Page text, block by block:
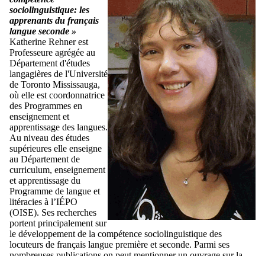
sociolinguistique: les
apprenants du français
langue seconde »
Katherine Rehnerest
Professeure agrégée au
Département d'études
langagières de l'Université
de Toronto Mississauga,
où elle est coordonnatrice
des Programmes en
enseignement et
apprentissage des langues.
Au niveau des études
supérieures elle enseigne
au Département de
curriculum, enseignement
et apprentissage du
Programme de langue et
litéracies à l’IÉPO
(OISE). Ses recherches
portent principalement sur
le développement de la compétence sociolinguistique des
locuteurs de français langue première et seconde. Parmi ses